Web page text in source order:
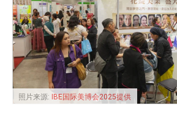
照片来源: IBE国际美博会2025提供